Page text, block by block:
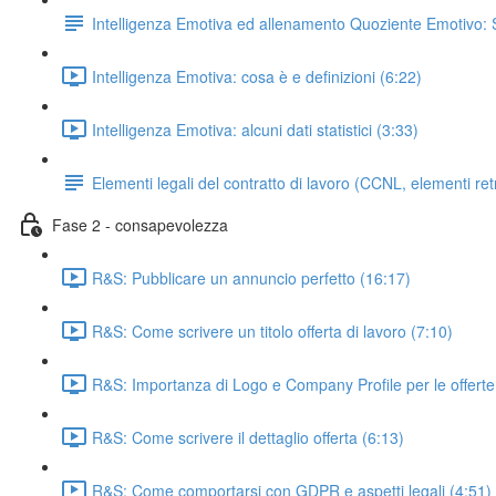
Intelligenza Emotiva ed allenamento Quoziente Emotivo:
Intelligenza Emotiva: cosa è e definizioni (6:22)
Intelligenza Emotiva: alcuni dati statistici (3:33)
Elementi legali del contratto di lavoro (CCNL, elementi
Fase 2 - consapevolezza
R&S: Pubblicare un annuncio perfetto (16:17)
R&S: Come scrivere un titolo offerta di lavoro (7:10)
R&S: Importanza di Logo e Company Profile per le
R&S: Come scrivere il dettaglio offerta (6:13)
R&S: Come comportarsi con GDPR e aspetti legali (4:51)